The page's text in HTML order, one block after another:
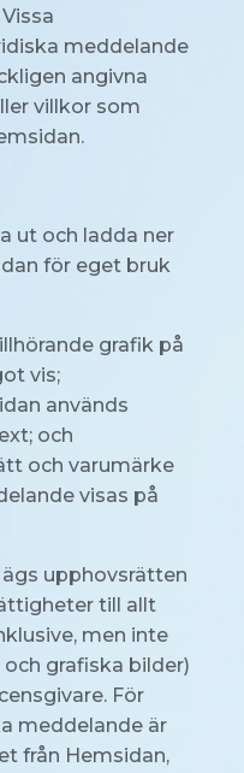
meddelande
angivna
villkor som
ut och ladda ner
för eget bruk
grafik på
vis;
används
och
och varumärke
visas på
upphovsrätten
till allt
men inte
grafiska bilder)
För
meddelande är
från Hemsidan,